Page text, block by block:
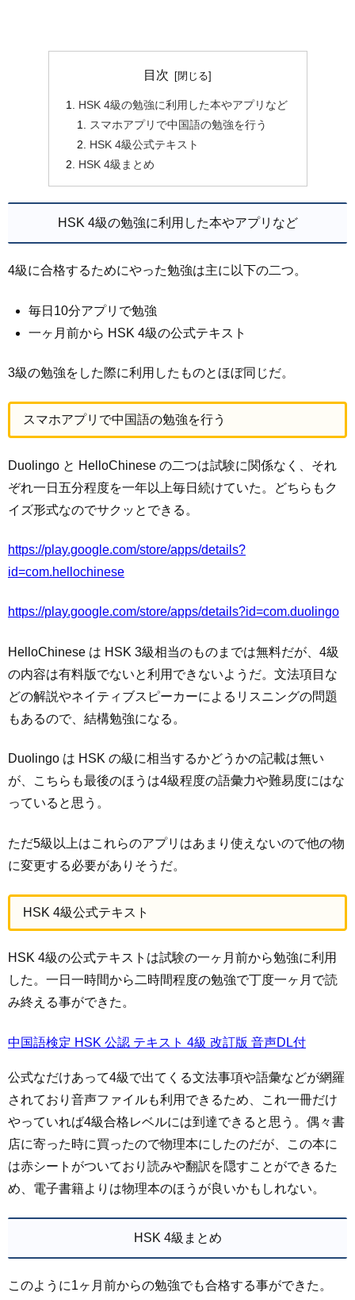
目次
HSK 4級の勉強に利用した本やアプリなど
スマホアプリで中国語の勉強を行う
HSK 4級公式テキスト
HSK 4級まとめ
HSK 4級の勉強に利用した本やアプリなど
4級に合格するためにやった勉強は主に以下の二つ。
毎日10分アプリで勉強
一ヶ月前から HSK 4級の公式テキスト
3級の勉強をした際に利用したものとほぼ同じだ。
スマホアプリで中国語の勉強を行う
Duolingo と HelloChinese の二つは試験に関係なく、それ
ぞれ一日五分程度を一年以上毎日続けていた。どちらもク
イズ形式なのでサクッとできる。
https://play.google.com/store/apps/details?
id=com.hellochinese
https://play.google.com/store/apps/details?id=com.duolingo
HelloChinese は HSK 3級相当のものまでは無料だが、4級
の内容は有料版でないと利用できないようだ。文法項目な
どの解説やネイティブスピーカーによるリスニングの問題
もあるので、結構勉強になる。
Duolingo は HSK の級に相当するかどうかの記載は無い
が、こちらも最後のほうは4級程度の語彙力や難易度にはな
っていると思う。
ただ5級以上はこれらのアプリはあまり使えないので他の物
に変更する必要がありそうだ。
HSK 4級公式テキスト
HSK 4級の公式テキストは試験の一ヶ月前から勉強に利用
した。一日一時間から二時間程度の勉強で丁度一ヶ月で読
み終える事ができた。
中国語検定 HSK 公認 テキスト 4級 改訂版 音声DL付
公式なだけあって4級で出てくる文法事項や語彙などが網羅
されており音声ファイルも利用できるため、これ一冊だけ
やっていれば4級合格レベルには到達できると思う。偶々書
店に寄った時に買ったので物理本にしたのだが、この本に
は赤シートがついており読みや翻訳を隠すことができるた
め、電子書籍よりは物理本のほうが良いかもしれない。
HSK 4級まとめ
このように1ヶ月前からの勉強でも合格する事ができた。